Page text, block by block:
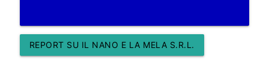
REPORT SU IL NANO E LA MELA S.R.L.